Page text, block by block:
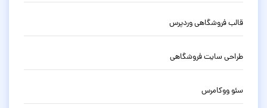
قالب فروشگاهی وردپرس
طراحی سایت فروشگاهی
سئو ووکامرس